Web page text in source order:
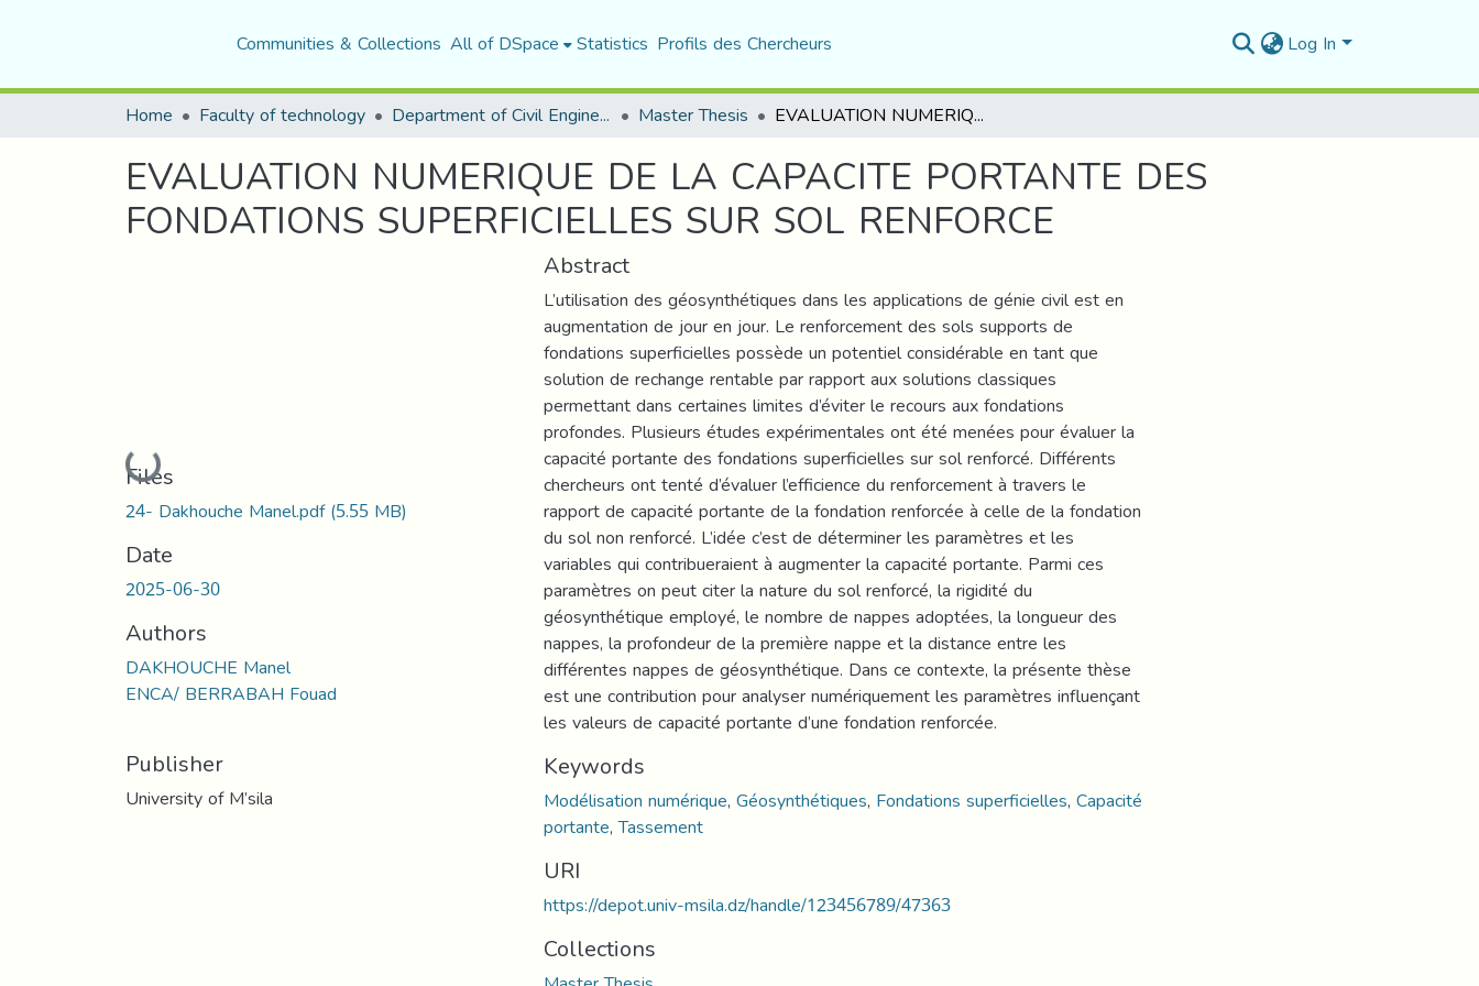
Communities & Collections All of DSpace Statistics Profils des Chercheurs Log In
Home Faculty of technology Department of Civil Engineering Master Thesis EVALUATION NUMERIQUE DE LA CAPACITE PORTANTE DES FONDATIONS SUPERFICIELLES SUR SOL RENFORCE
EVALUATION NUMERIQUE DE LA CAPACITE PORTANTE DES
FONDATIONS SUPERFICIELLES SUR SOL RENFORCE
Loading...
Files
24- Dakhouche Manel.pdf(5.55 MB)
Date
2025-06-30
Authors
DAKHOUCHE Manel
ENCA/ BERRABAH Fouad
Publisher
University of M’sila
Abstract
L’utilisation des géosynthétiques dans les applications de génie civil est en
augmentation de jour en jour. Le renforcement des sols supports de
fondations superficielles possède un potentiel considérable en tant que
solution de rechange rentable par rapport aux solutions classiques
permettant dans certaines limites d’éviter le recours aux fondations
profondes. Plusieurs études expérimentales ont été menées pour évaluer la
capacité portante des fondations superficielles sur sol renforcé. Différents
chercheurs ont tenté d’évaluer l’efficience du renforcement à travers le
rapport de capacité portante de la fondation renforcée à celle de la fondation
du sol non renforcé. L’idée c’est de déterminer les paramètres et les
variables qui contribueraient à augmenter la capacité portante. Parmi ces
paramètres on peut citer la nature du sol renforcé, la rigidité du
géosynthétique employé, le nombre de nappes adoptées, la longueur des
nappes, la profondeur de la première nappe et la distance entre les
différentes nappes de géosynthétique. Dans ce contexte, la présente thèse
est une contribution pour analyser numériquement les paramètres influençant
les valeurs de capacité portante d’une fondation renforcée.
Keywords
Modélisation numérique,Géosynthétiques, Fondations superficielles,Capacité
portante,Tassement
URI
https://depot.univ-msila.dz/handle/123456789/47363
Collections